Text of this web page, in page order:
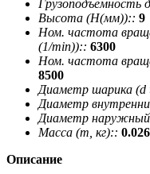
Грузоподъемность
Высота (H(мм)):: 9
Ном. частота
(1/min)):: 6300
Ном. частота
8500
Диаметр шарика
Диаметр
Диаметр
Масса (m, кг)::
Описание